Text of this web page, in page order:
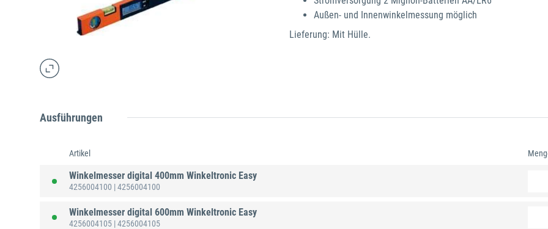
Außen- und Innenwinkelmessung möglich
Lieferung: Mit Hülle.
Ausführungen
Artikel
Winkelmesser digital 400mm Winkeltronic Easy
4256004100 | 4256004100
Winkelmesser digital 600mm Winkeltronic Easy
4256004105 | 4256004105